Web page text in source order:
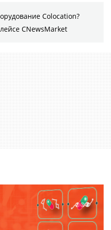
Colocation?
CNewsMarket